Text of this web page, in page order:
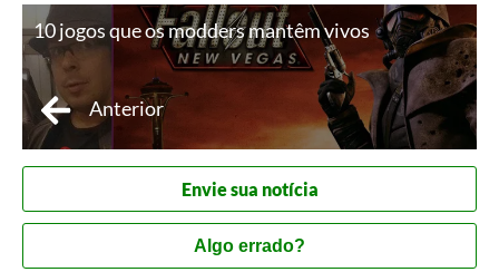
10 jogos que os modders mantêm vivos
Anterior
Envie sua notícia
Algo errado?